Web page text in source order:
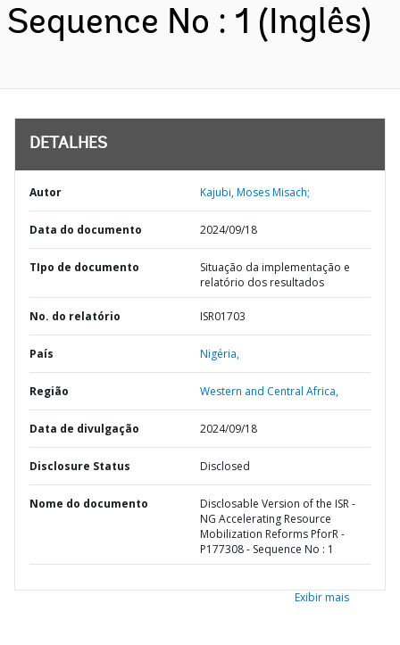
Sequence No : 1 (Inglês)
DETALHES
Autor Kajubi, Moses Misach;
Data do documento 2024/09/18
TIpo de documento
Situação da implementação e
relatório dos resultados
No. do relatório ISR01703
País Nigéria,
Região Western and Central Africa,
Data de divulgação 2024/09/18
Disclosure Status Disclosed
Nome do documento
Disclosable Version of the ISR -
NG Accelerating Resource
Mobilization Reforms PforR -
P177308 - Sequence No : 1
Exibir mais